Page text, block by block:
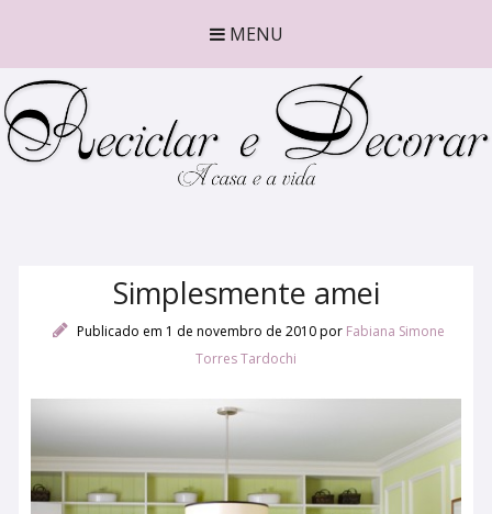
MENU
Simplesmente amei
Publicado em 1 de novembro de 2010por Fabiana Simone
Torres Tardochi